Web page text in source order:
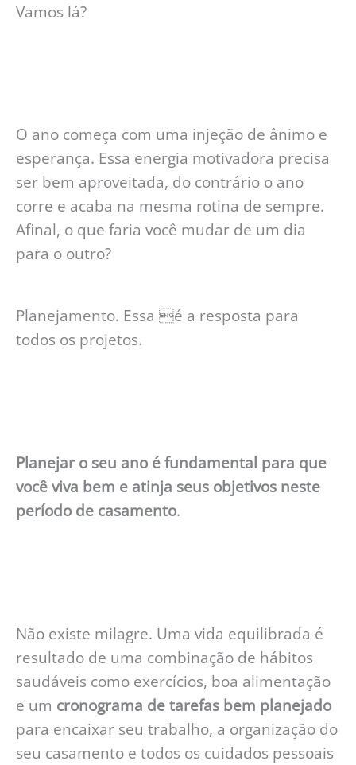
Vamos lá?
O ano começa com uma injeção de ânimo e
esperança. Essa energia motivadora precisa
ser bem aproveitada, do contrário o ano
corre e acaba na mesma rotina de sempre.
Afinal, o que faria você mudar de um dia
para o outro?
Planejamento. Essa é a resposta para
todos os projetos.
Planejar o seu ano é fundamental para que
você viva bem e atinja seus objetivos neste
período de casamento.
Não existe milagre. Uma vida equilibrada é
resultado de uma combinação de hábitos
saudáveis como exercícios, boa alimentação
e um cronograma de tarefas bem planejado
para encaixar seu trabalho, a organização do
seu casamento e todos os cuidados pessoais